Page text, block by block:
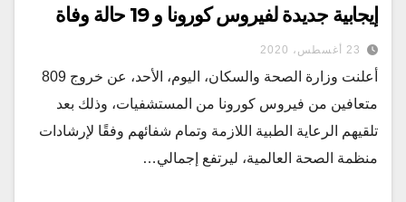
إيجابية جديدة لفيروس كورونا و 19 حالة وفاة
23 أغسطس، 2020
أعلنت وزارة الصحة والسكان، اليوم، الأحد، عن خروج 809
متعافين من فيروس كورونا من المستشفيات، وذلك بعد
تلقيهم الرعاية الطبية اللازمة وتمام شفائهم وفقًا لإرشادات
منظمة الصحة العالمية، ليرتفع إجمالي…